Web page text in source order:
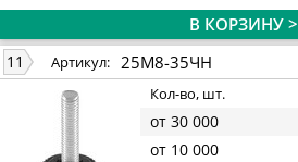
В КОРЗИНУ >
11 Артикул: 25М8-35ЧН
Кол-во, шт.
от 30 000
от 10 000